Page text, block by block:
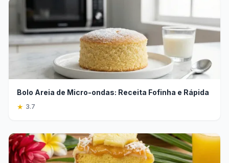
Bolo Areia de Micro-ondas: Receita Fofinha e Rápida
★ 3.7